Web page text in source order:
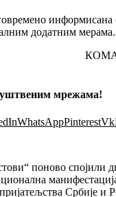
додатним мерама.
мрежама!
WhatsAppPinterestVk